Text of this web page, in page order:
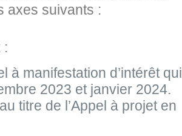
axes suivants :
:
à manifestation d’intérêt qui
2023 et janvier 2024.
titre de l’Appel à projet en